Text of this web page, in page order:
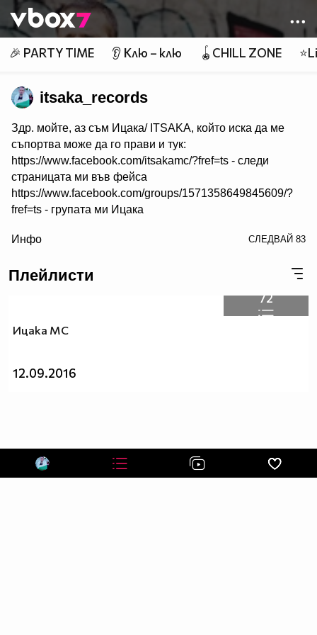
Member of
👾
🎉 PARTY TIME 👂 Клю – клю 🪀CHILL ZONE
itsaka_records
Здр. мойте, аз съм Ицака/ ITSAKA, който иска да ме
съпортва може да го прави и тук:
https://www.facebook.com/itsakamc/?fref=ts - следи
страницата ми във фейса
https://www.facebook.com/groups/1571358649845609/?
fref=ts - групата ми Ицака
https://www.youtube.com/channel/
https://soundcloud.com/itsaka84/datqamr62xdr - слушай и
https://www.youtube.com/watch?v=bDp1sJ59vzA
Инфо СЛЕДВАЙ 83
Плейлисти
72
Ицака МС
12.09.2016